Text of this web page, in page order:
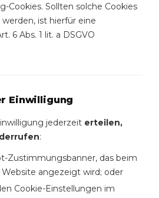
Cookies. Sollten solche Cookies
ist hierfür eine
6 Abs. 1 lit. a DSGVO
Einwilligung
jederzeit erteilen,
:
Zustimmungsbanner, das beim
angezeigt wird; oder
Cookie-Einstellungen im